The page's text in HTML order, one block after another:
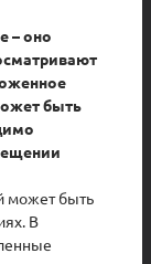
– оно
быть
может быть
В